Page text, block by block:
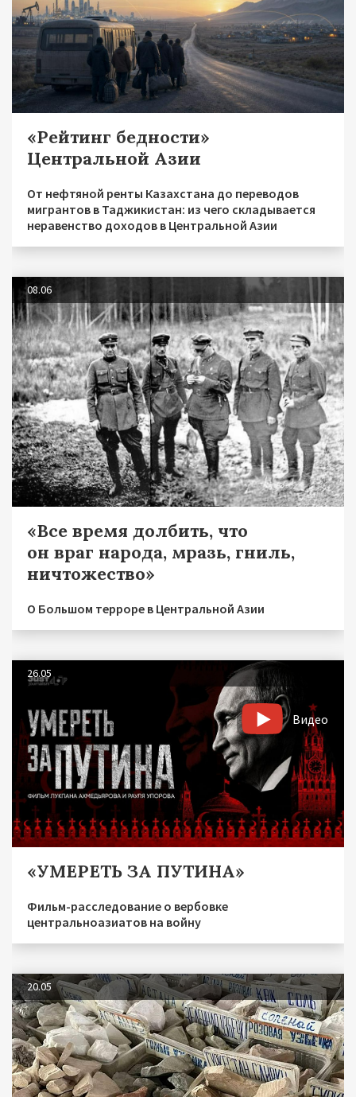
«Рейтинг бедности»
Центральной Азии
От нефтяной ренты Казахстана до переводов
мигрантов в Таджикистан: из чего складывается
неравенство доходов в Центральной Азии
08.06
«Все время долбить, что
он враг народа, мразь, гниль,
ничтожество»
О Большом терроре в Центральной Азии
26.05
Видео
«УМЕРЕТЬ ЗА ПУТИНА»
Фильм-расследование о вербовке
центральноазиатов на войну
20.05